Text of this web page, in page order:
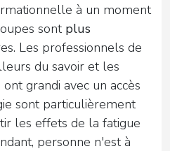
à un moment
sont plus
Les professionnels de
du savoir et les
ont grandi avec un accès
sont particulièrement
les effets de la fatigue
personne n'est à